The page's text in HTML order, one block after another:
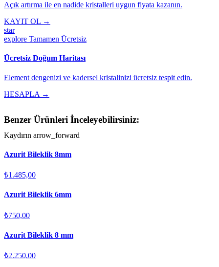
Açık artırma ile en nadide kristalleri uygun fiyata kazanın.
KAYIT OL →
star
explore Tamamen Ücretsiz
Ücretsiz Doğum Haritası
Element dengenizi ve kadersel kristalinizi ücretsiz tespit edin.
HESAPLA →
Benzer Ürünleri İnceleyebilirsiniz:
Kaydırın arrow_forward
Azurit Bileklik 8mm
₺1.485,00
Azurit Bileklik 6mm
₺750,00
Azurit Bileklik 8 mm
₺2.250,00